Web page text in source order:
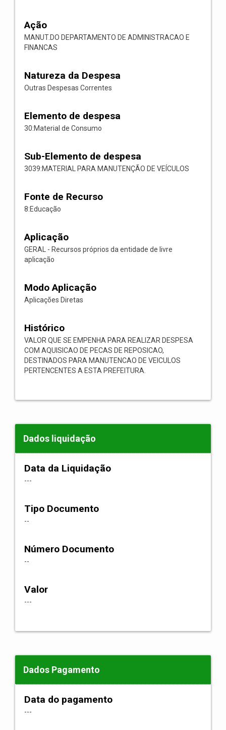
Ação
MANUT.DO DEPARTAMENTO DE ADMINISTRACAO E
FINANCAS
Natureza da Despesa
Outras Despesas Correntes
Elemento de despesa
30:Material de Consumo
Sub-Elemento de despesa
3039:MATERIAL PARA MANUTENÇÃO DE VEÍCULOS
Fonte de Recurso
8:Educação
Aplicação
GERAL - Recursos próprios da entidade de livre
aplicação
Modo Aplicação
Aplicações Diretas
Histórico
VALOR QUE SE EMPENHA PARA REALIZAR DESPESA
COM AQUISICAO DE PECAS DE REPOSICAO,
DESTINADOS PARA MANUTENCAO DE VEICULOS
PERTENCENTES A ESTA PREFEITURA.
Dados liquidação
Data da Liquidação
---
Tipo Documento
--
Número Documento
--
Valor
---
Dados Pagamento
Data do pagamento
---